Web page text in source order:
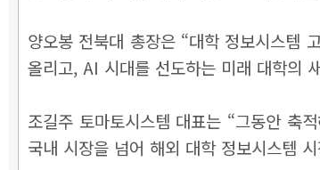
양오봉 전북대 총장은 “대학 정보시스템
올리고, AI 시대를 선도하는 미래 대학의
조길주 토마토시스템 대표는 “그동안 축
국내 시장을 넘어 해외 대학 정보시스템